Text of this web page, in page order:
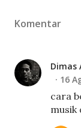
Komentar
Dimas
16
cara
musik